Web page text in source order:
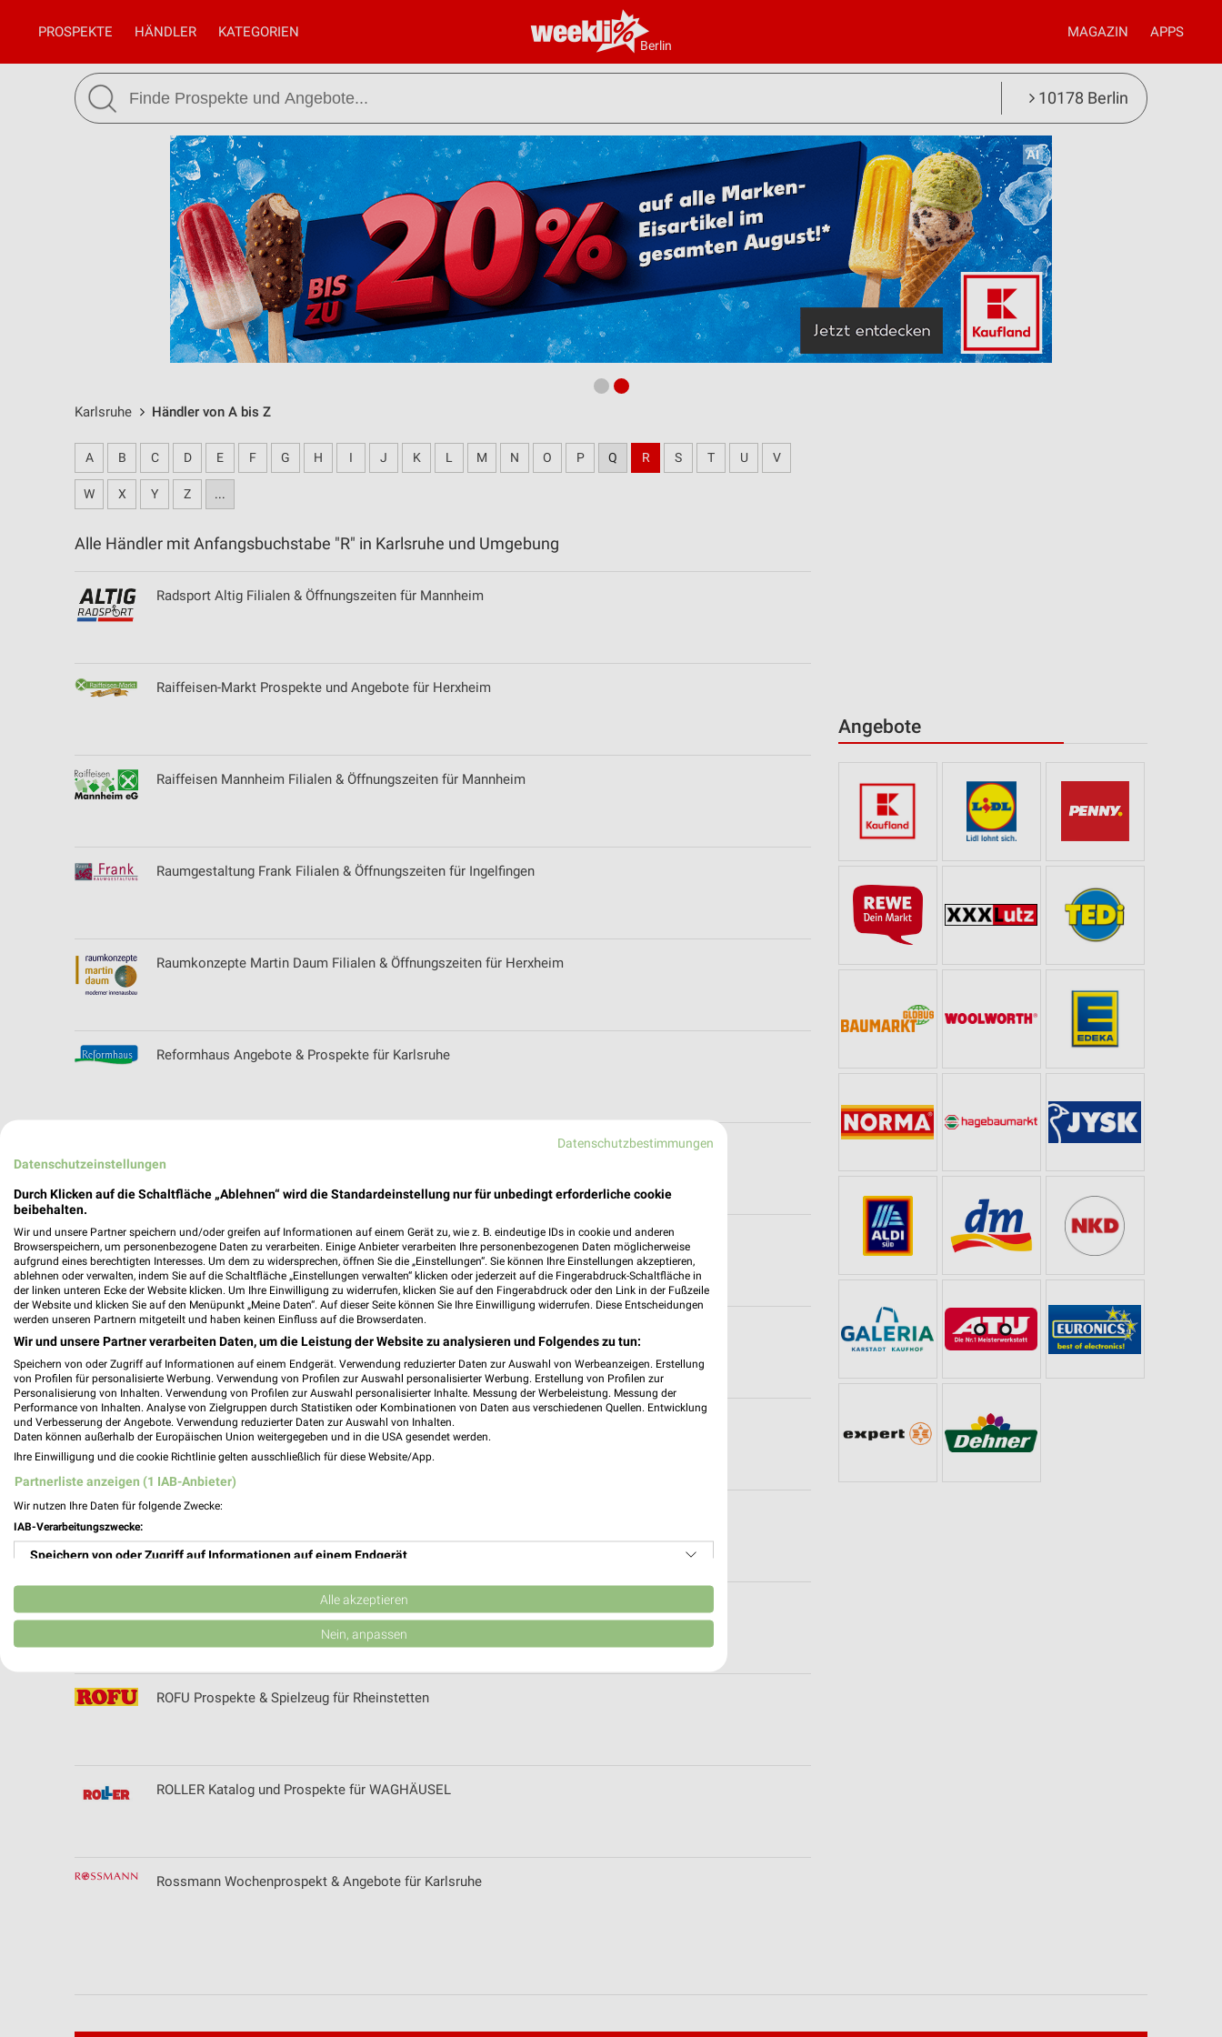
Berlin
PROSPEKTE HÄNDLER KATEGORIEN MAGAZIN APPS
10178 Berlin
Karlsruhe Händler von A bis Z
Angebote
A B C D E F G H I J K L M N O P Q R S T U V
W X Y Z ...
Alle Händler mit Anfangsbuchstabe "R" in Karlsruhe und Umgebung
Radsport Altig Filialen & Öffnungszeiten für Mannheim
Raiffeisen-Markt Prospekte und Angebote für Herxheim
Raiffeisen Mannheim Filialen & Öffnungszeiten für Mannheim
Raumgestaltung Frank Filialen & Öffnungszeiten für Ingelfingen
Raumkonzepte Martin Daum Filialen & Öffnungszeiten für Herxheim
Reformhaus Angebote & Prospekte für Karlsruhe
RENO - aktueller Online Prospekt für Karlsruhe
REWE Prospekt der Woche für Karlsruhe
Rhein-Apotheke Filialen & Öffnungszeiten für Karlsruhe
Riemer + Hartmann KG Filialen & Öffnungszeiten für Ludwigshafen
Rittersbacher-Gruppe Filialen & Öffnungszeiten für Germersheim
ROFU Prospekte & Spielzeug für Rheinstetten
ROLLER Katalog und Prospekte für WAGHÄUSEL
Rossmann Wochenprospekt & Angebote für Karlsruhe
Datenschutzbestimmungen
Datenschutzeinstellungen
Durch Klicken auf die Schaltfläche „Ablehnen“ wird die Standardeinstellung nur für unbedingt erforderliche cookie
beibehalten.
Wir und unsere Partner speichern und/oder greifen auf Informationen auf einem Gerät zu, wie z. B. eindeutige IDs in cookie und anderen
Browserspeichern, um personenbezogene Daten zu verarbeiten. Einige Anbieter verarbeiten Ihre personenbezogenen Daten möglicherweise
aufgrund eines berechtigten Interesses. Um dem zu widersprechen, öffnen Sie die „Einstellungen“. Sie können Ihre Einstellungen akzeptieren,
ablehnen oder verwalten, indem Sie auf die Schaltfläche „Einstellungen verwalten“ klicken oder jederzeit auf die Fingerabdruck-Schaltfläche in
der linken unteren Ecke der Website klicken. Um Ihre Einwilligung zu widerrufen, klicken Sie auf den Fingerabdruck oder den Link in der Fußzeile
der Website und klicken Sie auf den Menüpunkt „Meine Daten“. Auf dieser Seite können Sie Ihre Einwilligung widerrufen. Diese Entscheidungen
werden unseren Partnern mitgeteilt und haben keinen Einfluss auf die Browserdaten.
Wir und unsere Partner verarbeiten Daten, um die Leistung der Website zu analysieren und Folgendes zu tun:
Speichern von oder Zugriff auf Informationen auf einem Endgerät. Verwendung reduzierter Daten zur Auswahl von Werbeanzeigen. Erstellung
von Profilen für personalisierte Werbung. Verwendung von Profilen zur Auswahl personalisierter Werbung. Erstellung von Profilen zur
Personalisierung von Inhalten. Verwendung von Profilen zur Auswahl personalisierter Inhalte. Messung der Werbeleistung. Messung der
Performance von Inhalten. Analyse von Zielgruppen durch Statistiken oder Kombinationen von Daten aus verschiedenen Quellen. Entwicklung
und Verbesserung der Angebote. Verwendung reduzierter Daten zur Auswahl von Inhalten.
Daten können außerhalb der Europäischen Union weitergegeben und in die USA gesendet werden.
Ihre Einwilligung und die cookie Richtlinie gelten ausschließlich für diese Website/App.
Partnerliste anzeigen (1 IAB-Anbieter)
Wir nutzen Ihre Daten für folgende Zwecke:
IAB-Verarbeitungszwecke:
Speichern von oder Zugriff auf Informationen auf einem Endgerät
Verwendung reduzierter Daten zur Auswahl von Werbeanzeigen
Erstellung von Profilen für personalisierte Werbung
Erstellung von Profilen zur Personalisierung von Inhalten
Alle akzeptieren
Nein, anpassen